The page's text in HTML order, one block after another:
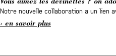
Notre nouvelle collaboration a un lien
en savoir plus